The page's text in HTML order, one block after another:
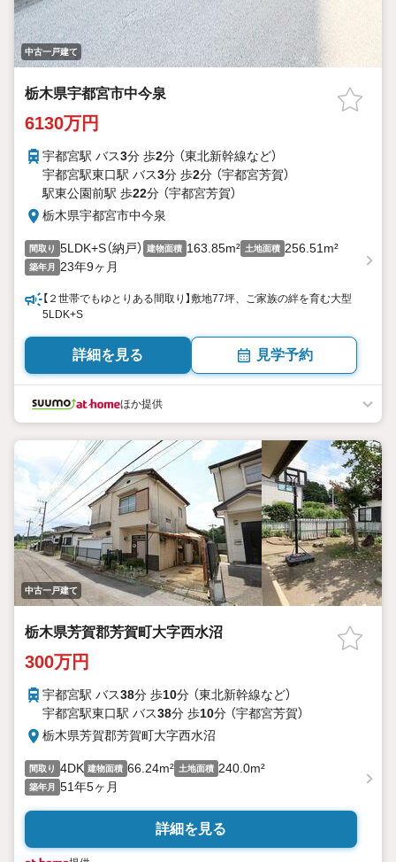
中古一戸建て
栃木県宇都宮市中今泉
6130万円
宇都宮駅 バス3分 歩2分 （東北新幹線など）
宇都宮駅東口駅 バス3分 歩2分 （宇都宮芳賀）
駅東公園前駅 歩22分 （宇都宮芳賀）
栃木県宇都宮市中今泉
間取り 5LDK+S（納戸） 建物面積 163.85m² 土地面積 256.51m²
築年月 23年9ヶ月
【２世帯でもゆとりある間取り】敷地77坪、ご家族の絆を育む大型
5LDK+S
詳細を見る 見学予約
ほか提供
中古一戸建て
栃木県芳賀郡芳賀町大字西水沼
300万円
宇都宮駅 バス38分 歩10分 （東北新幹線など）
宇都宮駅東口駅 バス38分 歩10分 （宇都宮芳賀）
栃木県芳賀郡芳賀町大字西水沼
間取り 4DK 建物面積 66.24m² 土地面積 240.0m²
築年月 51年5ヶ月
詳細を見る